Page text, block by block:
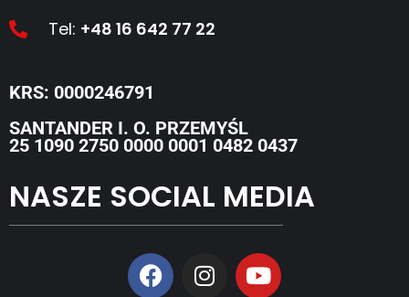
Tel: +48 16 642 77 22
KRS: 0000246791
SANTANDER I. O. PRZEMYŚL
25 1090 2750 0000 0001 0482 0437
NASZE SOCIAL MEDIA